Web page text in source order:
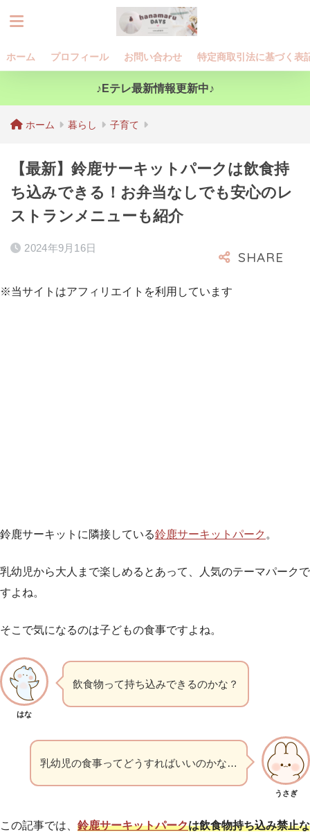
ホーム プロフィール お問い合わせ 特定商取引法に基づく表
♪Eテレ最新情報更新中♪
ホーム 暮らし 子育て
【最新】鈴鹿サーキットパークは飲食持
ち込みできる！お弁当なしでも安心のレ
ストランメニューも紹介
2024年9月16日
※当サイトはアフィリエイトを利用しています
鈴鹿サーキットに隣接している鈴鹿サーキットパーク 。
乳幼児から大人まで楽しめるとあって、人気のテーマパークで
すよね。
そこで気になるのは子どもの食事ですよね。
はな
飲食物って持ち込みできるのかな？
うさぎ
乳幼児の食事ってどうすればいいのかな…
この記事では、 鈴鹿サーキットパークは飲食物持ち込み禁止な